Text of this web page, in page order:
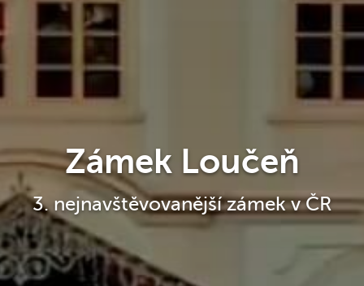
Zámek Loučeň
3. nejnavštěvovanější zámek v ČR